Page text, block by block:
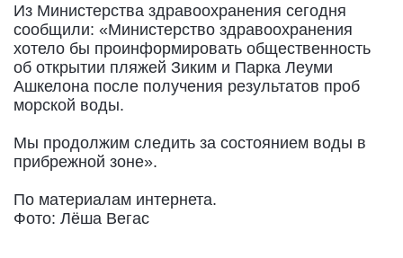
Из Министерства здравоохранения сегодня
сообщили: «Министерство здравоохранения
хотело бы проинформировать общественность
об открытии пляжей Зиким и Парка Леуми
Ашкелона после получения результатов проб
морской воды.
Мы продолжим следить за состоянием воды в
прибрежной зоне».
По материалам интернета.
Фото: Лёша Вегас